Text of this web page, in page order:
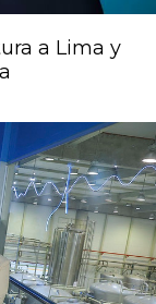
a Lima y